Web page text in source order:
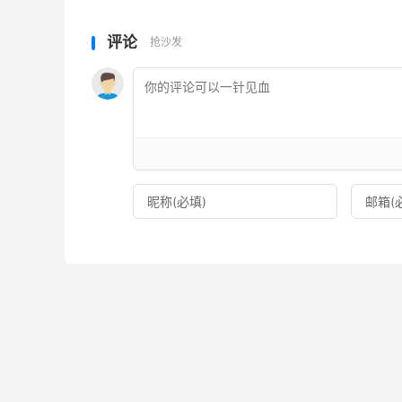
评论 抢沙发